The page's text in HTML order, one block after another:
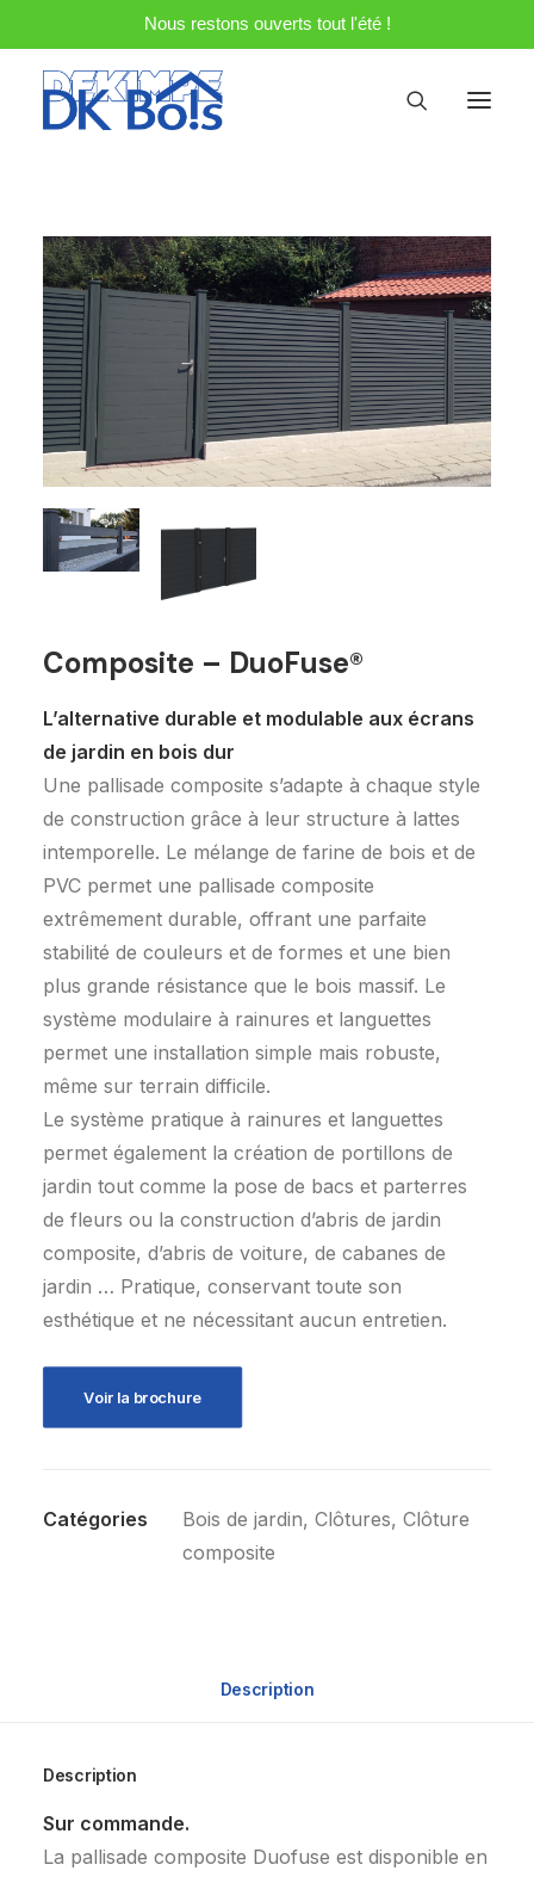
Nous restons ouverts tout l'été !
Demandez un devis
Composite – DuoFuse®
L’alternative durable et modulable aux écrans
de jardin en bois dur
Une pallisade composite s’adapte à chaque style
de construction grâce à leur structure à lattes
intemporelle. Le mélange de farine de bois et de
PVC permet une pallisade composite
extrêmement durable, offrant une parfaite
stabilité de couleurs et de formes et une bien
plus grande résistance que le bois massif. Le
système modulaire à rainures et languettes
permet une installation simple mais robuste,
même sur terrain difficile.
Le système pratique à rainures et languettes
permet également la création de portillons de
jardin tout comme la pose de bacs et parterres
de fleurs ou la construction d’abris de jardin
composite, d’abris de voiture, de cabanes de
jardin … Pratique, conservant toute son
esthétique et ne nécessitant aucun entretien.
Voir la brochure
Catégories Bois de jardin, Clôtures, Clôture
composite
Description
Description
Sur commande.
La pallisade composite Duofuse est disponible en